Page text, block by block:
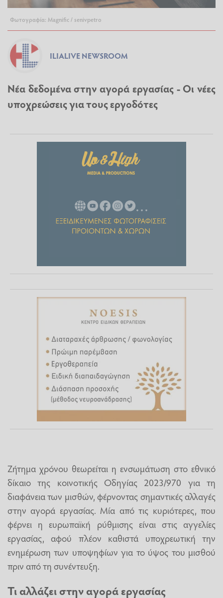
Φωτογραφία: Magnific / senivpetro
ILIALIVE NEWSROOM
Νέα δεδομένα στην αγορά εργασίας - Οι νέες
υποχρεώσεις για τους εργοδότες
Ζήτημα χρόνου θεωρείται η ενσωμάτωση στο εθνικό
δίκαιο της κοινοτικής Οδηγίας 2023/970 για τη
διαφάνεια των μισθών, φέρνοντας σημαντικές αλλαγές
στην αγορά εργασίας. Μία από τις κυριότερες, που
φέρνει η ευρωπαϊκή ρύθμισης είναι στις αγγελίες
εργασίας, αφού πλέον καθιστά υποχρεωτική την
ενημέρωση των υποψηφίων για το ύψος του μισθού
πριν από τη συνέντευξη.
Τι αλλάζει στην αγορά εργασίας